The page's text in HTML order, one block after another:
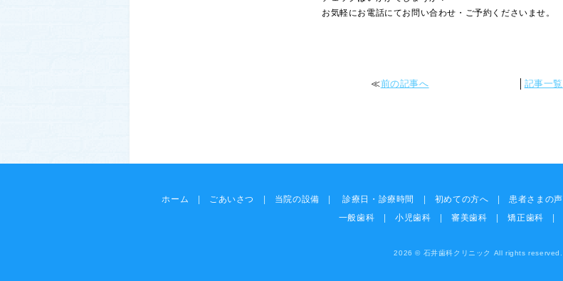
お気軽にお電話にてお問い合わせ・ご予約くださいませ。
≪前の記事へ 記事一覧
ホーム ごあいさつ 当院の設備 |診療日・診療時間 初めての方へ |患者さまの声
一般歯科
小児歯科 |審美歯科 |矯正歯科
2026 © 石井歯科クリニック All rights reserved.